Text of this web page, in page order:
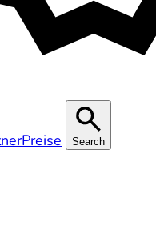
Preise
Search